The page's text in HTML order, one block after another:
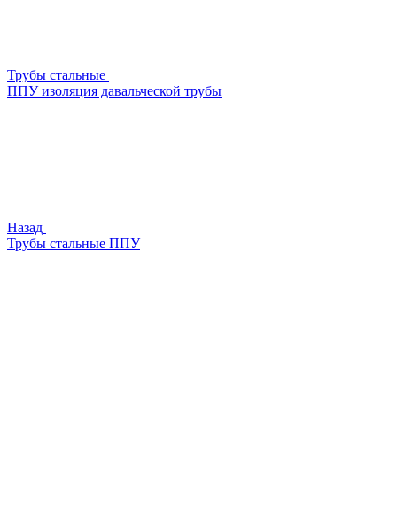
Трубы стальные
ППУ изоляция давальческой трубы
Назад
Трубы стальные ППУ